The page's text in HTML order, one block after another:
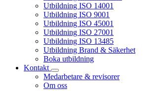
Utbildning ISO 14001
Utbildning ISO 9001
Utbildning ISO 45001
Utbildning ISO 27001
Utbildning ISO 13485
Utbildning Brand & Säkerhet
Boka utbildning
Kontakt
Medarbetare & revisorer
Om oss